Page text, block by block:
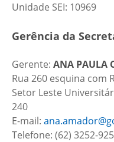
Unidade SEI: 10969
Gerência da
Gerente: ANA PAULA
Rua 260 esquina com
Setor Leste
240
E-mail:
Telefone: (62) 3252-